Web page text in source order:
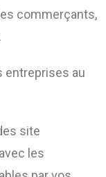
commerçants,
entreprises au
site
les